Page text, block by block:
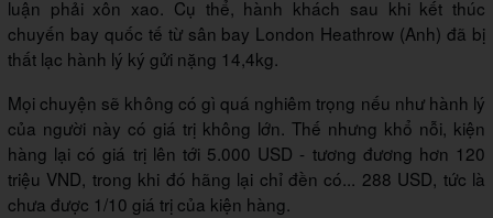
luận phải xôn xao. Cụ thể, hành khách sau khi kết thúc
chuyến bay quốc tế từ sân bay London Heathrow (Anh) đã bị
thất lạc hành lý ký gửi nặng 14,4kg.
Mọi chuyện sẽ không có gì quá nghiêm trọng nếu như hành lý
của người này có giá trị không lớn. Thế nhưng khổ nỗi, kiện
hàng lại có giá trị lên tới 5.000 USD - tương đương hơn 120
triệu VND, trong khi đó hãng lại chỉ đền có... 288 USD, tức là
chưa được 1/10 giá trị của kiện hàng.